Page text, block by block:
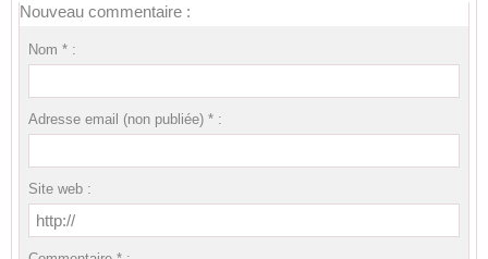
Nouveau commentaire :
Nom * :
Adresse email (non publiée) * :
Site web :